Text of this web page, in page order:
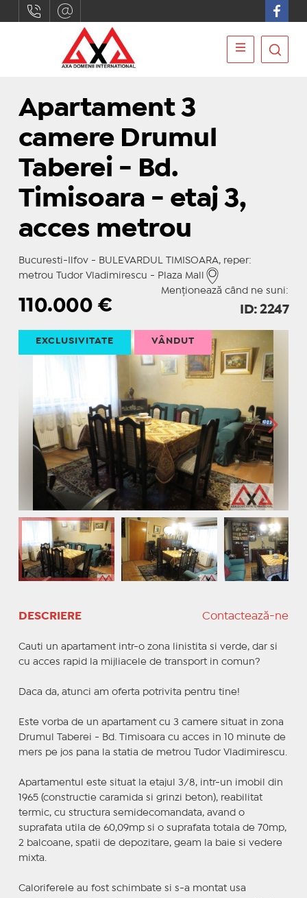
Apartament 3
camere Drumul
Taberei - Bd.
Timisoara - etaj 3,
acces metrou
Bucuresti-Ilfov - BULEVARDUL TIMISOARA, reper:
metrou Tudor Vladimirescu - Plaza Mall
Menționează când ne suni:
110.000 € ID: 2247
EXCLUSIVITATE VÂNDUT
DESCRIERE Contactează-ne
Cauti un apartament intr-o zona linistita si verde, dar si
cu acces rapid la mijliacele de transport in comun?
Daca da, atunci am oferta potrivita pentru tine!
Este vorba de un apartament cu 3 camere situat in zona
Drumul Taberei - Bd. Timisoara cu acces in 10 minute de
mers pe jos pana la statia de metrou Tudor Vladimirescu.
Apartamentul este situat la etajul 3/8, intr-un imobil din
1965 (constructie caramida si grinzi beton), reabilitat
termic, cu structura semidecomandata, avand o
suprafata utila de 60,09mp si o suprafata totala de 70mp,
2 balcoane, spatii de depozitare, geam la baie si vedere
mixta.
Caloriferele au fost schimbate si s-a montat usa